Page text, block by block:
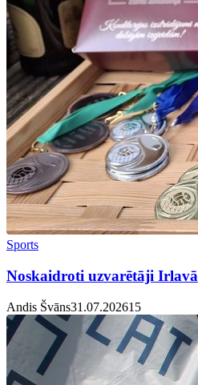
Sports
Noskaidroti uzvarētāji Irlavā
Andis Švāns31.07.20261 5